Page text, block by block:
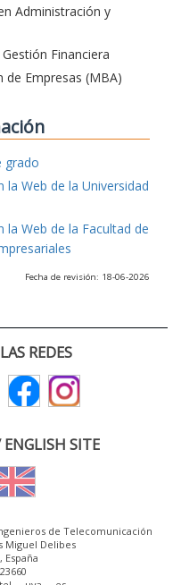
Administración y
Financiera
Empresas (MBA)
grado
la Web de la Universidad
la Web de la Facultad de
Fecha de revisión: 18-06-2026
REDES
SITE
de Telecomunicación
Miguel Delibes
España